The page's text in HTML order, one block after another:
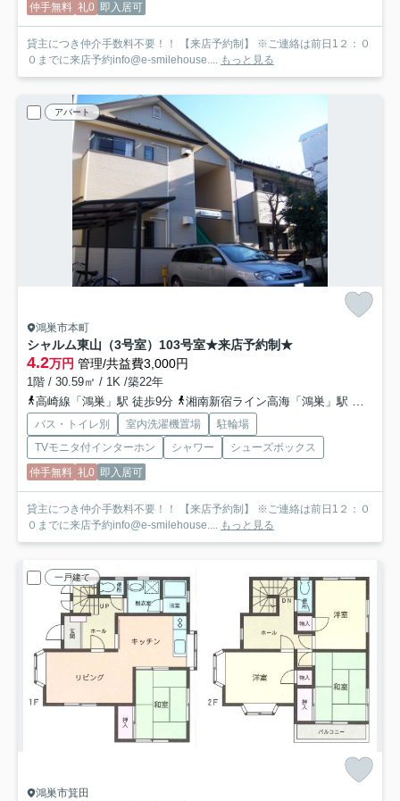
仲手無料 礼0 即入居可
貸主につき仲介手数料不要！！ 【来店予約制】 ※ご連絡は前日1２：０
０までに来店予約info@e-smilehouse.... もっと見る
アパート
鴻巣市本町
シャルム東山（3号室） 103号室★来店予約制★
4.2万円 管理/共益費3,000円
1階 / 30.59㎡ / 1K /築22年
高崎線「鴻巣」駅 徒歩9分
湘南新宿ライン高海「鴻巣」駅 徒歩9分
バス・トイレ別 室内洗濯機置場
駐輪場
TVモニタ付インターホン
シャワー
シューズボックス
仲手無料 礼0 即入居可
貸主につき仲介手数料不要！！ 【来店予約制】 ※ご連絡は前日1２：０
０までに来店予約info@e-smilehouse.... もっと見る
一戸建て
鴻巣市箕田